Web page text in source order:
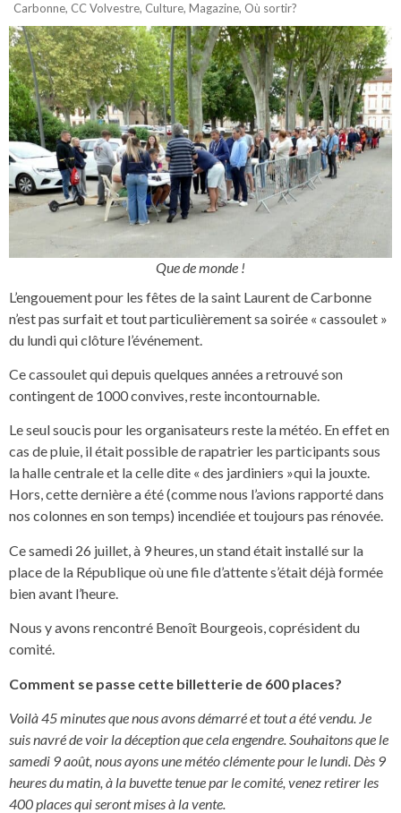
Carbonne, CC Volvestre, Culture, Magazine, Où sortir?
Que de monde !
L’engouement pour les fêtes de la saint Laurent de Carbonne
n’est pas surfait et tout particulièrement sa soirée « cassoulet »
du lundi qui clôture l’événement.
Ce cassoulet qui depuis quelques années a retrouvé son
contingent de 1000 convives, reste incontournable.
Le seul soucis pour les organisateurs reste la météo. En effet en
cas de pluie, il était possible de rapatrier les participants sous
la halle centrale et la celle dite « des jardiniers »qui la jouxte.
Hors, cette dernière a été (comme nous l’avions rapporté dans
nos colonnes en son temps) incendiée et toujours pas rénovée.
Ce samedi 26 juillet, à 9 heures, un stand était installé sur la
place de la République où une file d’attente s’était déjà formée
bien avant l’heure.
Nous y avons rencontré Benoît Bourgeois, coprésident du
comité.
Comment se passe cette billetterie de 600 places?
Voilà 45 minutes que nous avons démarré et tout a été vendu. Je
suis navré de voir la déception que cela engendre. Souhaitons que le
samedi 9 août, nous ayons une météo clémente pour le lundi. Dès 9
heures du matin, à la buvette tenue par le comité, venez retirer les
400 places qui seront mises à la vente.